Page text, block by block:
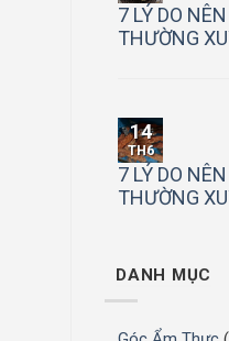
7 LÝ DO
THƯỜNG
14
TH6
7 LÝ DO
THƯỜNG
DANH MỤC